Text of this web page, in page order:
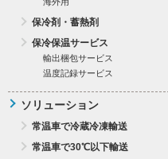
保冷剤・蓄熱剤
保冷保温サービス
輸出梱包サービス
温度記録サービス
ソリューション
常温車で冷蔵冷凍輸送
常温車で30℃以下輸送